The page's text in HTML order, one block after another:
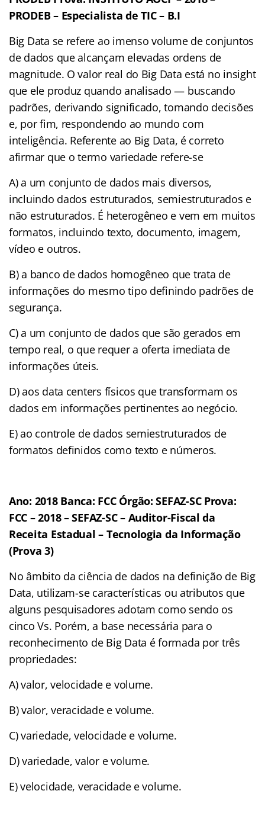
PRODEB – Especialista de TIC – B.I
Big Data se refere ao imenso volume de conjuntos
de dados que alcançam elevadas ordens de
magnitude. O valor real do Big Data está no insight
que ele produz quando analisado — buscando
padrões, derivando significado, tomando decisões
e, por fim, respondendo ao mundo com
inteligência. Referente ao Big Data, é correto
afirmar que o termo variedade refere-se
A) a um conjunto de dados mais diversos,
incluindo dados estruturados, semiestruturados e
não estruturados. É heterogêneo e vem em muitos
formatos, incluindo texto, documento, imagem,
vídeo e outros.
B) a banco de dados homogêneo que trata de
informações do mesmo tipo definindo padrões de
segurança.
C) a um conjunto de dados que são gerados em
tempo real, o que requer a oferta imediata de
informações úteis.
D) aos data centers físicos que transformam os
dados em informações pertinentes ao negócio.
E) ao controle de dados semiestruturados de
formatos definidos como texto e números.
Ano: 2018 Banca: FCC Órgão: SEFAZ-SC Prova:
FCC – 2018 – SEFAZ-SC – Auditor-Fiscal da
Receita Estadual – Tecnologia da Informação
(Prova 3)
No âmbito da ciência de dados na definição de Big
Data, utilizam-se características ou atributos que
alguns pesquisadores adotam como sendo os
cinco Vs. Porém, a base necessária para o
reconhecimento de Big Data é formada por três
propriedades:
A) valor, velocidade e volume.
B) valor, veracidade e volume.
C) variedade, velocidade e volume.
D) variedade, valor e volume.
E) velocidade, veracidade e volume.